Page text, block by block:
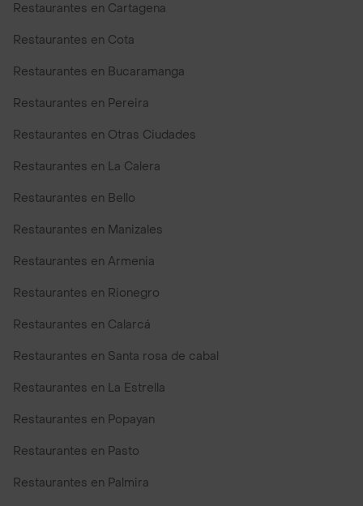
Restaurantes en Cartagena
Restaurantes en Cota
Restaurantes en Bucaramanga
Restaurantes en Pereira
Restaurantes en Otras Ciudades
Restaurantes en La Calera
Restaurantes en Bello
Restaurantes en Manizales
Restaurantes en Armenia
Restaurantes en Rionegro
Restaurantes en Calarcá
Restaurantes en Santa rosa de cabal
Restaurantes en La Estrella
Restaurantes en Popayan
Restaurantes en Pasto
Restaurantes en Palmira